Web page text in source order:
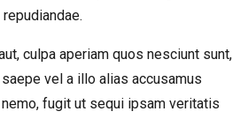
culpa aperiam quos nesciunt sunt,
vel a illo alias accusamus
fugit ut sequi ipsam veritatis